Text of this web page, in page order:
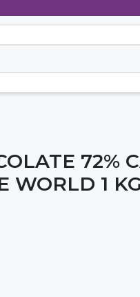
72%
WORLD 1